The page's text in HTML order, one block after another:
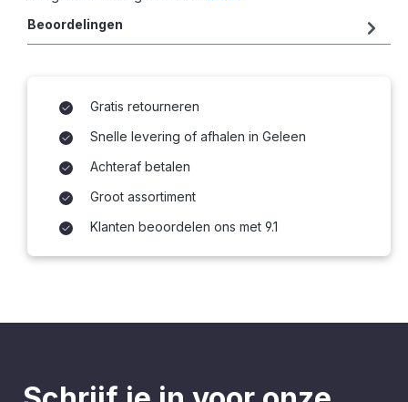
Beoordelingen
Gratis retourneren
Snelle levering of afhalen in Geleen
Achteraf betalen
Groot assortiment
Klanten beoordelen ons met 9.1